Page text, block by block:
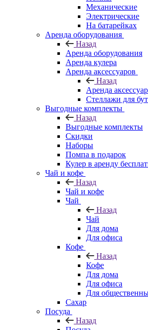
Механические
Электрические
На батарейках
Аренда оборудования
Назад
Аренда оборудования
Аренда кулера
Аренда аксессуаров
Назад
Аренда
Стеллажи для
Выгодные комплекты
Назад
Выгодные комплекты
Скидки
Наборы
Помпа в подарок
Кулер в аренду
Чай и кофе
Назад
Чай и кофе
Чай
Назад
Чай
Для дома
Для офиса
Кофе
Назад
Кофе
Для дома
Для офиса
Для
Сахар
Посуда
Назад